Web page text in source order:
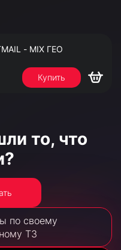
- MIX ГЕО
Купить
то, что
по своему
ТЗ